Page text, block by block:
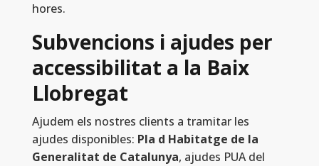
hores.
Subvencions i ajudes per
accessibilitat a la Baix
Llobregat
Ajudem els nostres clients a tramitar les
ajudes disponibles: Pla d Habitatge de la
Generalitat de Catalunya, ajudes PUA del